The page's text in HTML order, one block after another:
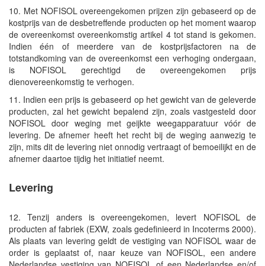
10. Met NOFISOL overeengekomen prijzen zijn gebaseerd op de
kostprijs van de desbetreffende producten op het moment waarop
de overeenkomst overeenkomstig artikel 4 tot stand is gekomen.
Indien één of meerdere van de kostprijsfactoren na de
totstandkoming van de overeenkomst een verhoging ondergaan,
is NOFISOL gerechtigd de overeengekomen prijs
dienovereenkomstig te verhogen.
11. Indien een prijs is gebaseerd op het gewicht van de geleverde
producten, zal het gewicht bepalend zijn, zoals vastgesteld door
NOFISOL door weging met geijkte weegapparatuur vóór de
levering. De afnemer heeft het recht bij de weging aanwezig te
zijn, mits dit de levering niet onnodig vertraagt of bemoeilijkt en de
afnemer daartoe tijdig het initiatief neemt.
Levering
12. Tenzij anders is overeengekomen, levert NOFISOL de
producten af fabriek (EXW, zoals gedefinieerd in Incoterms 2000).
Als plaats van levering geldt de vestiging van NOFISOL waar de
order is geplaatst of, naar keuze van NOFISOL, een andere